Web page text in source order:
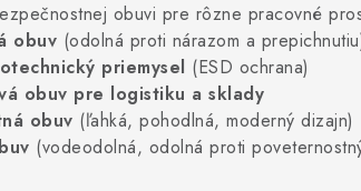
obuvi pre rôzne pracovné
obuv (odolná proti nárazom a
priemysel (ESD ochrana)
obuv pre logistiku a sklady
obuv (ľahká, pohodlná, moderný dizajn)
(vodeodolná, odolná proti